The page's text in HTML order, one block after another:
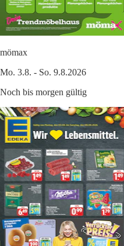
mömax
Mo. 3.8. - So. 9.8.2026
Noch bis morgen gültig